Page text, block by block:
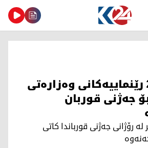
کوردستان24 رێنماییەکانی وەزارەتی
جەژنی قوربان
رۆژانی جەژنی قورباندا کاتی